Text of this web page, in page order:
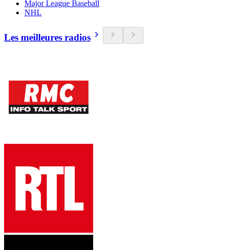
Major League Baseball
NHL
Les meilleures radios